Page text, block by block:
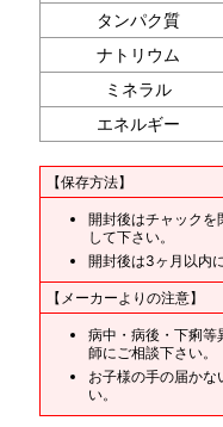
タンパク質
ナトリウム
ミネラル
エネルギー
【保存方法】
開封後はチャックを
して下さい。
開封後は3ヶ月以内
【メーカーよりの注意】
病中・病後・下痢等
師にご相談下さい。
お子様の手の届かな
い。